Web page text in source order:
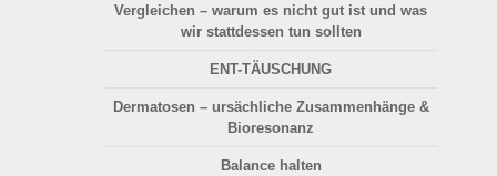
Vergleichen – warum es nicht gut ist und was
wir stattdessen tun sollten
ENT-TÄUSCHUNG
Dermatosen – ursächliche Zusammenhänge &
Bioresonanz
Balance halten